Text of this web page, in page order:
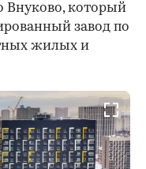
Внуково, который
завод по
жилых и